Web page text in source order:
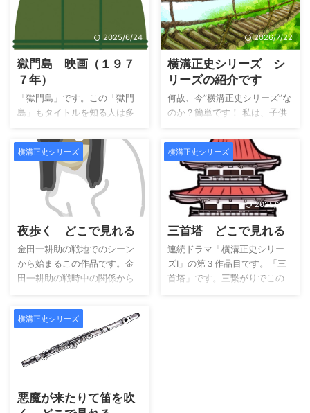
2025/6/24
獄門島 映画（１９７
７年）
「獄門島」です。この「獄門
島」もタイトルを知る人は多
いと思います。でも、タイト
ルから怖さを感じ,見れていな
い子供達も同じくらい居ま
す！ さて、「獄門島」は、映
画と横溝正史シリーズⅠ（第５
作全４話）のドラマが視聴可
能です。一応どちらも見まし
たが、今回は映画を選択して
居ます。今回はどちらの作品
にも私のお気に入りの日和警
部が出ていません。悲しいで
映画公開当時は、テレビ版
「獄門島」ドラマが先行放送
されたこともあり、内容変更
されたとのことです。ですの
2026/7/22
横溝正史シリーズ シ
リーズの紹介です
何故、今”横溝正史シリーズ”な
のか？簡単です！ 私は、子供
の頃”怖いドラマ”を見ると寝れ
ませんでした。もっとも大き
くなった現在もホラー映画は
見れていません！怖いから…。
しかし、今であれば「横溝正
史シリーズ」であれば、見る
ことが出来ます！今では、立
派な（怖がりな）大人ですか
ら！ 作品の特徴は、猟奇殺人
がメインになります。そのた
め、映像的には残酷なシーン
横溝正史シリーズ
夜歩く どこで見れる
金田一耕助の戦地でのシーン
から始まるこの作品です。金
田一耕助の戦時中の関係から
始まる作品はありましたが、
戦地は初めてです。 全三回の
作品になり、金田一耕助の戦
時中に受けた戦友への思いか
ら物語は始まります。 それに
しても、現在の感覚でタイト
時間でも人が歩いています。
「夜歩く＝夢遊病」ではない
横溝正史シリーズ
2025/3/14
三首塔 どこで見れる
連続ドラマ「横溝正史シリー
ズⅠ」の第３作品目です。「三
首塔」です。三繋がりでこの
作品を決められたのでしょう
横溝正史シリーズ
悪魔が来たりて笛を吹